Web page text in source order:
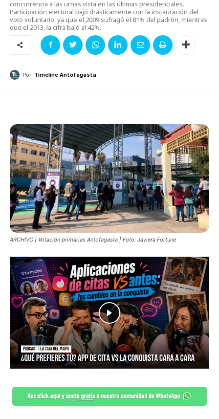
concurrencia a las urnas vista en las últimas presidenciales.
Participación electoral bajó drásticamente con la instauración del
voto voluntario, ya que el 2009 sufragó el 81% del padrón, mientras
que el 2013, la cifra bajó al 42%.
Por Timeline Antofagasta
ARCHIVO | Votación primarias Antofagasta | Foto: Javiera Fortune